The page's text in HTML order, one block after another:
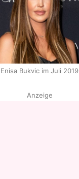
Enisa Bukvic im Juli 2019
Anzeige